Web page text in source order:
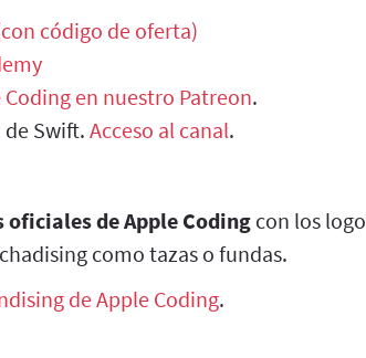
código de oferta)
en nuestro Patreon.
de Swift. Acceso al canal.
oficiales de Apple Coding con los
como tazas o fundas.
de Apple Coding.